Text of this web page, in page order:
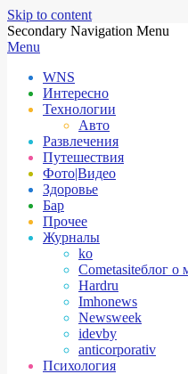
Skip to content
Secondary Navigation Menu
Menu
WNS
Интересно
Технологии
Авто
Развлечения
Путешествия
Фото|Видео
Здоровье
Бар
Прочее
Журналы
ko
Cometasiteблог о
Hardru
Imhonews
Newsweek
idevby
anticorporativ
Психология